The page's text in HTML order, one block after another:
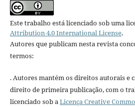
Este trabalho está licenciado sob uma
Attribution 4.0 International License.
Autores que publicam nesta revista
termos:
. Autores mantém os direitos autorais e
direito de primeira publicação, com o
licenciado sob aLicença Creative